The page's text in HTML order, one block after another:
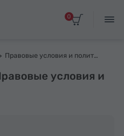
0
Правовые условия и политика
условия и